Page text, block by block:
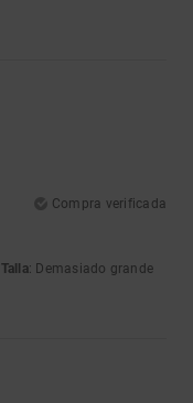
Compra verificada
Talla: Demasiado grande